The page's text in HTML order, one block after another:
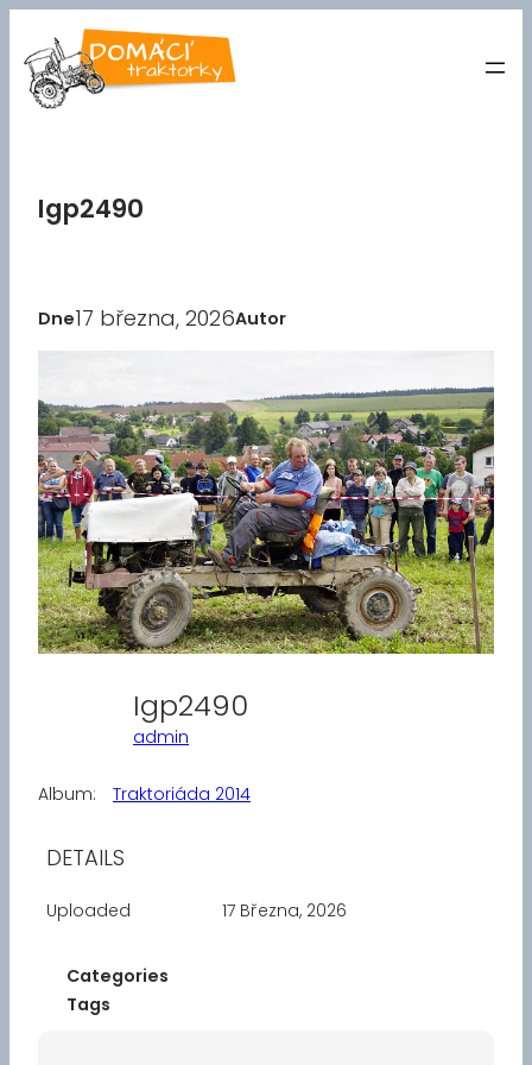
na
obsah
Igp2490
Dne17 března, 2026Autor
Igp2490
admin
Album: Traktoriáda 2014
DETAILS
Uploaded 17 Března, 2026
Categories
Tags